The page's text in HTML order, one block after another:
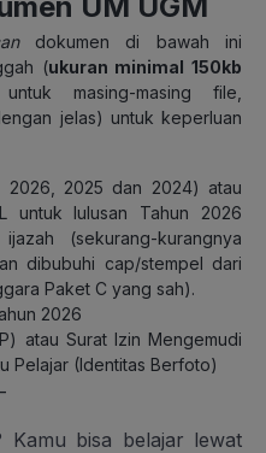
dokumen di bawah ini
(ukuran minimal 150kb
masing-masing file,
jelas) untuk keperluan
2026, 2025 dan 2024) atau
untuk lulusan Tahun 2026
(sekurang-kurangnya
dibubuhi cap/stempel dari
Paket C yang sah).
2026
atau Surat Izin Mengemudi
Pelajar (Identitas Berfoto)
Kamu bisa belajar lewat